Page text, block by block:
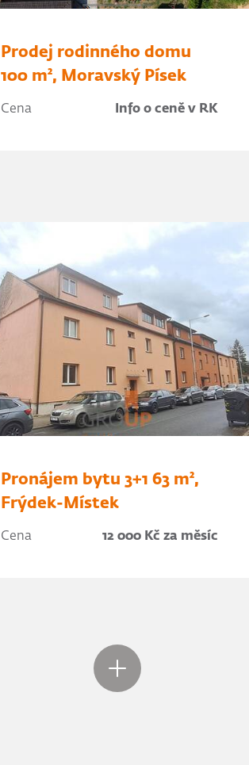
Prodej rodinného domu
100 m², Moravský Písek
Cena Info o ceně v RK
Pronájem bytu 3+1 63 m²,
Frýdek-Místek
Cena 12 000 Kč za měsíc